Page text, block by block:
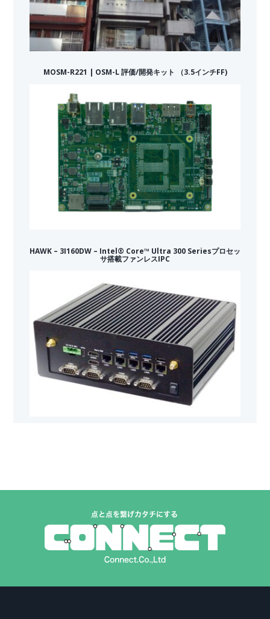
MOSM-R221 | OSM-L 評価/開発キット （3.5インチFF)
HAWK – 3I160DW – Intel® Core™ Ultra 300 Seriesプロセッ
サ搭載ファンレスIPC